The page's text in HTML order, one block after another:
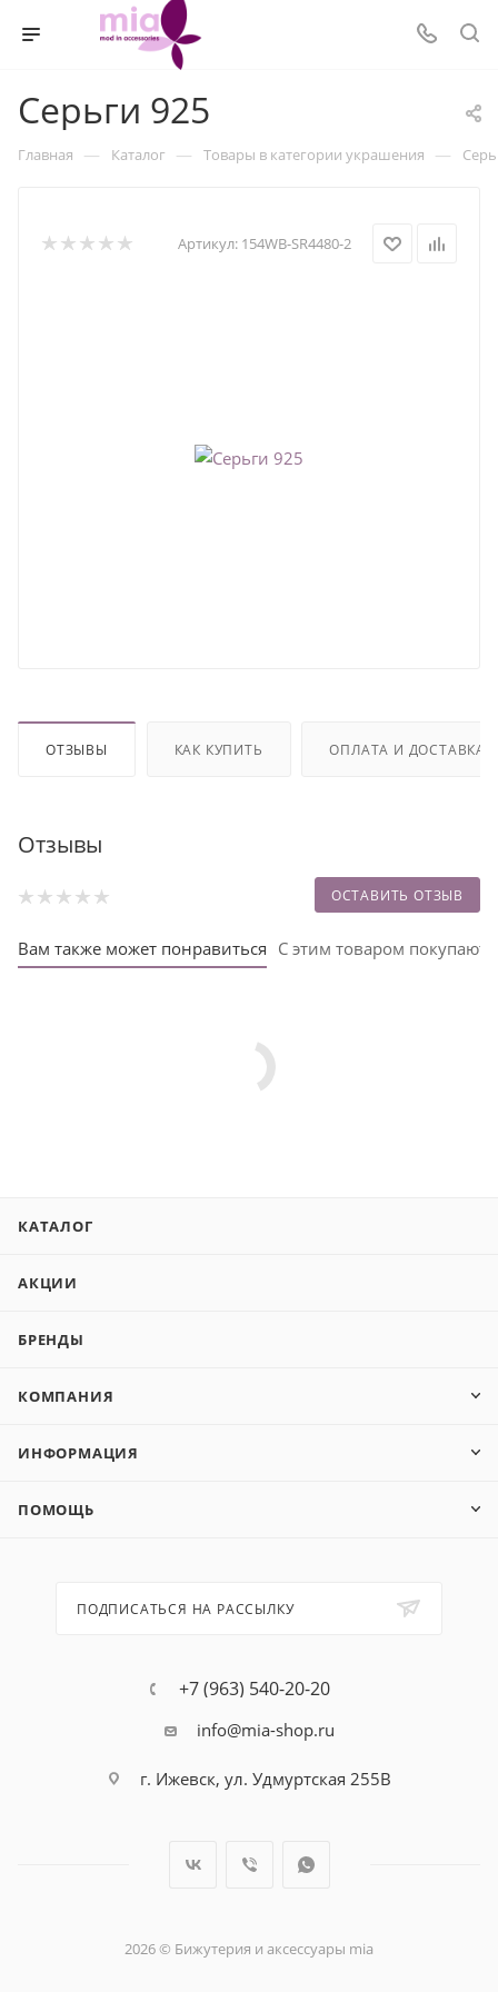
Серьги 925
Главная — Каталог — Товары в категории украшения —
Артикул: 154WB-SR4480-2
ОТЗЫВЫ КАК КУПИТЬ ОПЛАТА И ДОСТАВКА
Отзывы
ОСТАВИТЬ ОТЗЫВ
Вам также может понравиться С этим товаром покупают
КАТАЛОГ
АКЦИИ
БРЕНДЫ
КОМПАНИЯ
ИНФОРМАЦИЯ
ПОМОЩЬ
ПОДПИСАТЬСЯ НА РАССЫЛКУ
+7 (963) 540-20-20
info@mia-shop.ru
г. Ижевск, ул. Удмуртская 255В
2026 © Бижутерия и аксессуары mia